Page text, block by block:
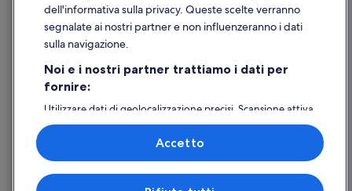
Come cancellare un volo
Come modificare la prenotazione di un hotel o una casa vacanze
Utilizzare un coupon Expedia
Documenti per i viaggi internazionali
dell'informativa sulla privacy. Queste scelte verranno
segnalate ai nostri partner e non influenzeranno i dati
sulla navigazione.
Noi e i nostri partner trattiamo i dati per
fornire:
Utilizzare dati di geolocalizzazione precisi. Scansione attiva
delle caratteristiche del dispositivo ai fini
dell’identificazione. Archiviare informazioni su dispositivo
e/o accedervi. Pubblicità e contenuti personalizzati,
misurazione delle prestazioni dei contenuti e degli
annunci, ricerche sul pubblico, sviluppo di servizi.
Accetto